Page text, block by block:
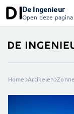
De Ingenieur
Open deze
Home Artikelen